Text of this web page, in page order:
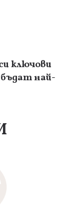
ключови
най-